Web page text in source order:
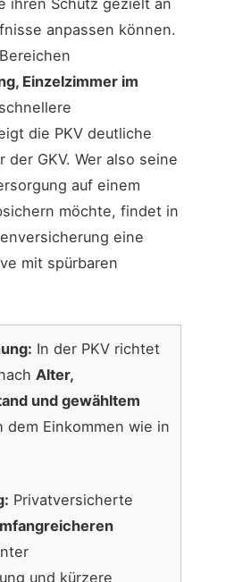
ihren Schutz gezielt an
anpassen können.
Einzelzimmer im
die PKV deutliche
GKV. Wer also seine
auf einem
möchte, findet in
eine
mit spürbaren
In der PKV richtet
Alter,
und gewähltem
dem Einkommen wie in
Privatversicherte
und kürzere